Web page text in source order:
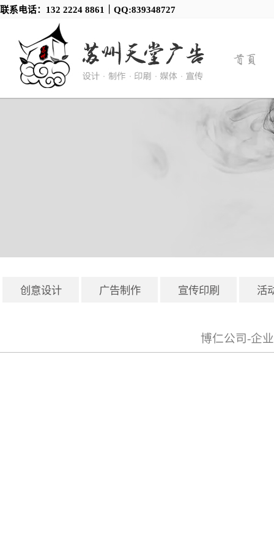
联系电话：132 2224 8861｜QQ:839348727
创意设计 广告制作 宣传印刷 活
博仁公司-企